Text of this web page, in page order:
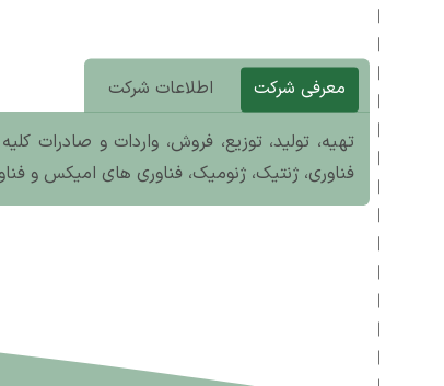
معرفی شرکت اطلاعات شرکت
تهیه، تولید، توزیع، فروش، واردات و صادرات
فناوری، ژنتیک، ژنومیک، فناوری های امیکس و